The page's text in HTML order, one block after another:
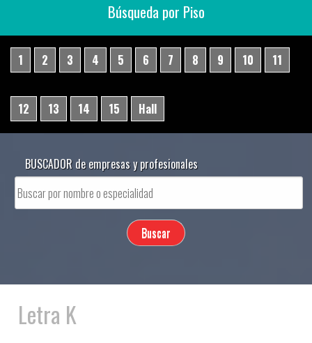
Búsqueda por Piso
1 2 3 4 5 6 7 8 9 10 11
12 13 14 15 Hall
BUSCADOR de empresas y profesionales
Letra K